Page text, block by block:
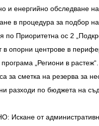
и енергийно обследване
в процедура за подбор
по Приоритетна ос 2
в опорни центрове в
„Региони в растеж“.
за сметка на резерва за
разходи по бюджета на
Искане от